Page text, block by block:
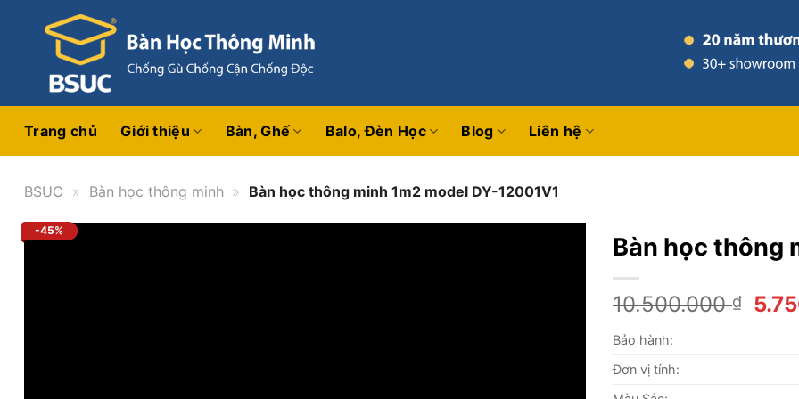
Trang chủ Giới thiệu Bàn, Ghế Balo, Đèn Học Blog Liên hệ
BSUC » Bàn học thông minh » Bàn học thông minh 1m2 model DY-12001V1
-45%
Bàn học thông
10.500.000₫
Giá
Bảo hành:
Đơn vị tính: